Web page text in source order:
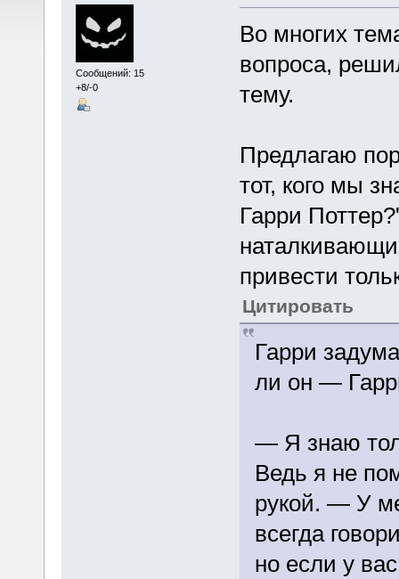
Сообщений: 15
+8/-0
Во многих
вопроса,
тему.
Предлагаю
тот, кого мы
Гарри
привести
Цитировать
Гарри
ли он —
— Я знаю
Ведь я не
рукой. — У
всегда
но если у